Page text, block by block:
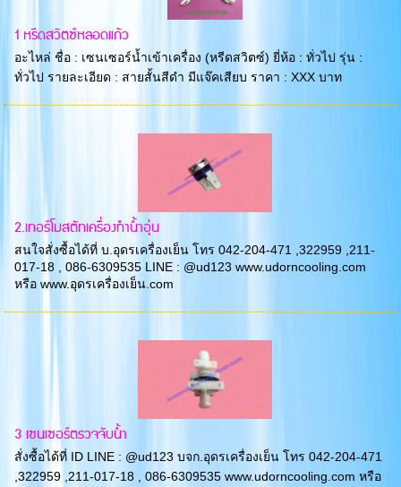
1 หรีดสวิตซ์หลอดแก้ว
อะไหล่ ชื่อ : เซนเซอร์น้ำเข้าเครื่อง (หรีดสวิตซ์) ยี่ห้อ : ทั่วไป รุ่น :
ทั่วไป รายละเอียด : สายสั้นสีดำ มีแจ๊คเสียบ ราคา : XXX บาท
2.เทอร์โมสตัทเครื่องทำน้ำอุ่น
สนใจสั่งซื้อได้ที่ บ.อุดรเครื่องเย็น โทร 042-204-471 ,322959 ,211-
017-18 , 086-6309535 LINE : @ud123 www.udorncooling.com
หรือ www.อุดรเครื่องเย็น.com
3 เซนเซอร์ตรวจจับน้ำ
สั่งซื้อได้ที่ ID LINE : @ud123 บจก.อุดรเครื่องเย็น โทร 042-204-471
,322959 ,211-017-18 , 086-6309535 www.udorncooling.com หรือ